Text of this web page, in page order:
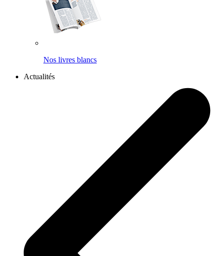
Nos livres blancs
Actualités